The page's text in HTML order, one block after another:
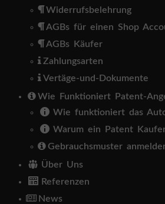
Widerrufsbelehrung
AGBs für einen Shop
AGBs Käufer
Zahlungsarten
Vertäge-und-Dokumente
Wie Funktioniert Patent-
Wie funktioniert das
Warum ein Patent
Gebrauchsmuster
Über Uns
Referenzen
News